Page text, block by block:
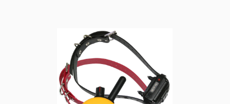
Bildergalerie überspringen